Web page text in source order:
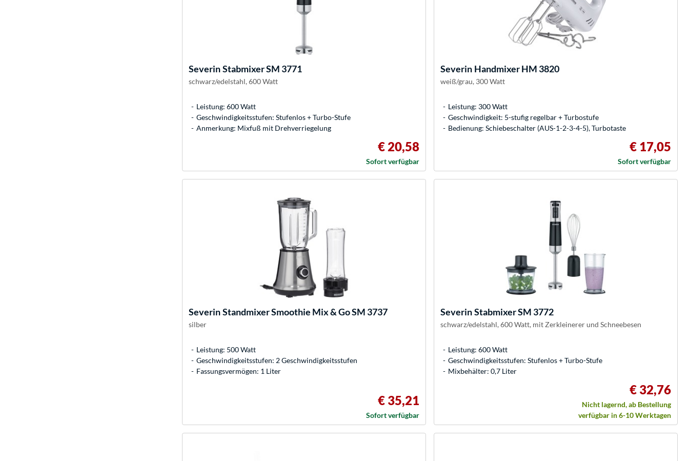
Severin Stabmixer SM 3771
schwarz/edelstahl, 600 Watt
Leistung: 600 Watt
Geschwindigkeitsstufen: Stufenlos + Turbo-Stufe
Anmerkung: Mixfuß mit Drehverriegelung
€ 20,58
Sofort verfügbar
Severin Handmixer HM 3820
weiß/grau, 300 Watt
Leistung: 300 Watt
Geschwindigkeit: 5-stufig regelbar + Turbostufe
Bedienung: Schiebeschalter (AUS-1-2-3-4-5), Turbotaste
€ 17,05
Sofort verfügbar
Severin Standmixer Smoothie Mix & Go SM 3737
silber
Leistung: 500 Watt
Geschwindigkeitsstufen: 2 Geschwindigkeitsstufen
Fassungsvermögen: 1 Liter
€ 35,21
Sofort verfügbar
SeverinStabmixer SM 3772
schwarz/edelstahl, 600 Watt, mit Zerkleinerer und Schneebesen
Leistung: 600 Watt
Geschwindigkeitsstufen: Stufenlos + Turbo-Stufe
Mixbehälter: 0,7 Liter
€ 32,76
Nicht lagernd, ab Bestellung
verfügbar in 6-10 Werktagen